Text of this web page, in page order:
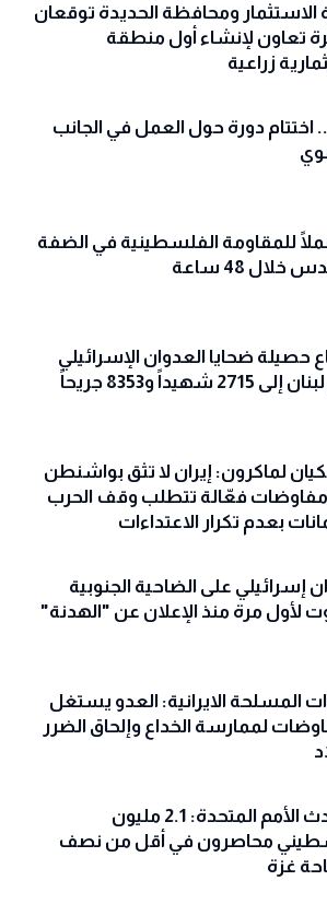
الاستثمار ومحافظة الحديدة توقعان
تعاون لإنشاء أول منطقة
زراعية
اختتام دورة حول العمل في الجانب
عملًا للمقاومة الفلسطينية في الضفة
خلال 48 ساعة
حصيلة ضحايا العدوان الإسرائيلي
2715 شهيداً و8353 جريحاً
لماكرون: إيران لا تثق بواشنطن
فعّالة تتطلب وقف الحرب
بعدم تكرار الاعتداءات
إسرائيلي على الضاحية الجنوبية
لأول مرة منذ الإعلان عن "الهدنة"
المسلحة الايرانية: العدو يستغل
لممارسة الخداع وإلحاق الضرر
متحدث الأمم المتحدة: 2.1 مليون
محاصرون في أقل من نصف
غزة